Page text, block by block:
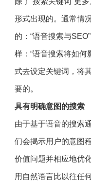
形式出现的。通常情
的：“语音搜索与
样：“语音搜索将如何
式去设定关键词，将
要的。
具有明确意图的搜索
由于基于语音的搜索
们会揭示用户的意图
价值问题并相应地优
用自然语言比以往任